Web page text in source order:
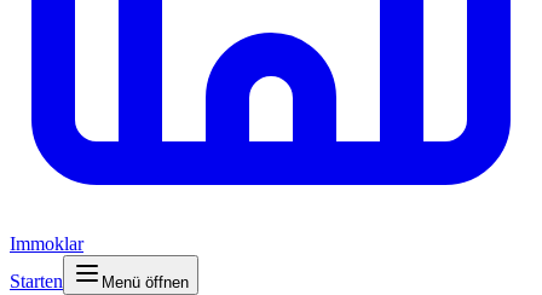
Immoklar
Starten
Menü öffnen